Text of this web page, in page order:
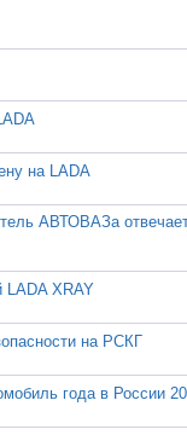
на LADA
АВТОВАЗа
LADA XRAY
на РСКГ
года в России